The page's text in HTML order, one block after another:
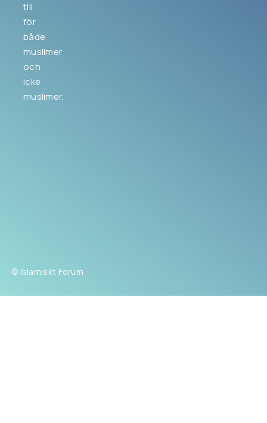
till
för
både
muslimer
och
icke
muslimer.
© Islamiskt Forum